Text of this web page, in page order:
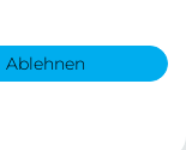
Ablehnen